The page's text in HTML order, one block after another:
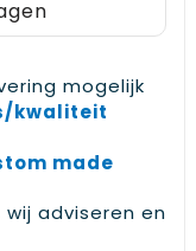
mogelijk
kwaliteit
made
wij adviseren en